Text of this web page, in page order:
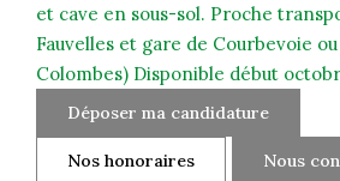
et cave en sous-sol. Proche
Fauvelles et gare de Courbevoie
Colombes) Disponible début
Déposer ma candidature
Nos honoraires Nous